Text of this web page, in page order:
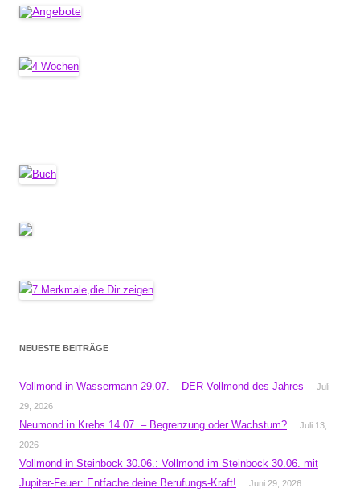
NEUESTE BEITRÄGE
Vollmond in Wassermann 29.07. – DER Vollmond des Jahres
Juli
29, 2026
Neumond in Krebs 14.07. – Begrenzung oder Wachstum?
Juli 13,
2026
Vollmond in Steinbock 30.06.: Vollmond im Steinbock 30.06. mit
Jupiter-Feuer: Entfache deine Berufungs-Kraft!
Juni 29, 2026